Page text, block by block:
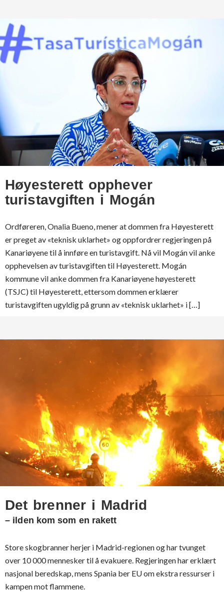
Høyesterett opphever
turistavgiften i Mogán
Ordføreren, Onalia Bueno, mener at dommen fra Høyesterett
er preget av «teknisk uklarhet» og oppfordrer regjeringen på
Kanariøyene til å innføre en turistavgift. Nå vil Mogán vil anke
opphevelsen av turistavgiften til Høyesterett. Mogán
kommune vil anke dommen fra Kanariøyene høyesterett
(TSJC) til Høyesterett, ettersom dommen erklærer
turistavgiften ugyldig på grunn av «teknisk uklarhet» i […]
Det brenner i Madrid
– ilden kom som en rakett
Store skogbranner herjer i Madrid-regionen og har tvunget
over 10 000 mennesker til å evakuere. Regjeringen har erklært
nasjonal beredskap, mens Spania ber EU om ekstra ressurser i
kampen mot flammene.